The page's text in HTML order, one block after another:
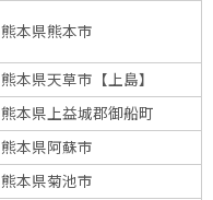
熊本県熊本市
熊本県天草市【上島】
熊本県上益城郡御船町
熊本県阿蘇市
熊本県菊池市